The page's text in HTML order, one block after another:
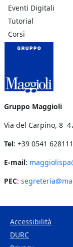
Eventi Digitali
Tutorial
Corsi
Gruppo Maggioli
Via del Carpino, 8
Tel: +39 0541 628111
E-mail:
PEC:
Accessibilità
DURC